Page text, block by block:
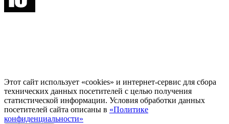
Этот сайт использует «cookies» и интернет-сервис для сбора
технических данных посетителей с целью получения
статистической информации. Условия обработки данных
посетителей сайта описаны в «Политике
конфиденциальности»